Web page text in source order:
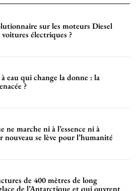
sur les moteurs Diesel
électriques ?
eau qui change la donne : la
?
marche ni à l’essence ni à
nouveau se lève pour l’humanité
de 400 mètres de long
de l’Antarctique et qui ouvrent